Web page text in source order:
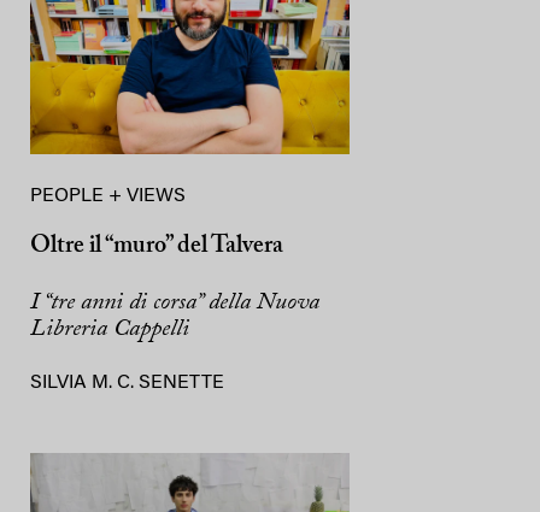
PEOPLE + VIEWS
Oltre il “muro” del Talvera
I “tre anni di corsa” della Nuova
Libreria Cappelli
SILVIA M. C. SENETTE